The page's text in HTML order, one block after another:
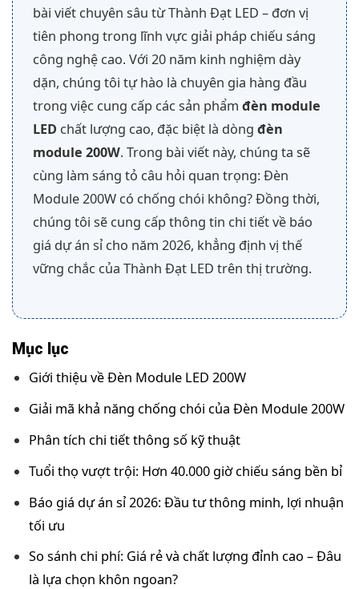
bài viết chuyên sâu từ Thành Đạt LED – đơn vị
tiên phong trong lĩnh vực giải pháp chiếu sáng
công nghệ cao. Với 20 năm kinh nghiệm dày
dặn, chúng tôi tự hào là chuyên gia hàng đầu
trong việc cung cấp các sản phẩm đèn module
LED chất lượng cao, đặc biệt là dòng đèn
module 200W. Trong bài viết này, chúng ta sẽ
cùng làm sáng tỏ câu hỏi quan trọng: Đèn
Module 200W có chống chói không? Đồng thời,
chúng tôi sẽ cung cấp thông tin chi tiết về báo
giá dự án sỉ cho năm 2026, khẳng định vị thế
vững chắc của Thành Đạt LED trên thị trường.
Mục lục
Giới thiệu về Đèn Module LED 200W
Giải mã khả năng chống chói của Đèn Module 200W
Phân tích chi tiết thông số kỹ thuật
Tuổi thọ vượt trội: Hơn 40.000 giờ chiếu sáng bền bỉ
Báo giá dự án sỉ 2026: Đầu tư thông minh, lợi nhuận
tối ưu
So sánh chi phí: Giá rẻ và chất lượng đỉnh cao – Đâu
là lựa chọn khôn ngoan?